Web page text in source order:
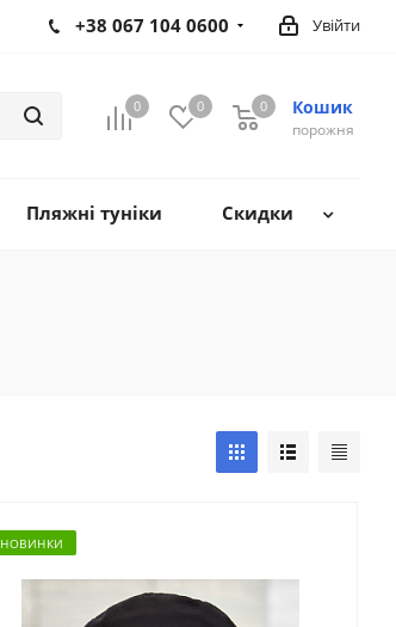
Увійти
+38 067 104 0600
0 0 Кошик
0
порожня
0
Пляжні туніки Скидки
НОВИНКИ